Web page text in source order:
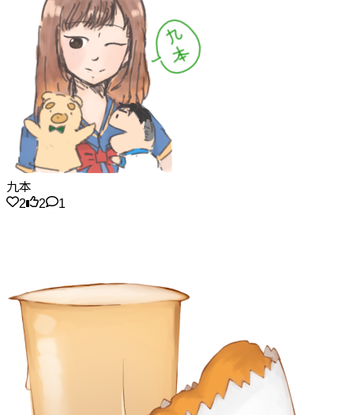
九本
2
2 1